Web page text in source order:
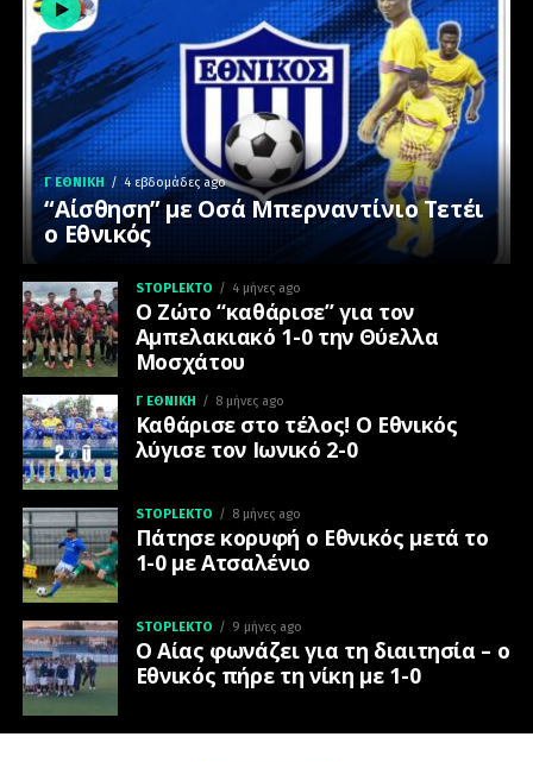
Γ ΕΘΝΙΚΉ 4 εβδομάδες ago
“Αίσθηση” με Οσά Μπερναντίνιο Τετέι
ο Εθνικός
STOPLEKTO 4 μήνες ago
Ο Ζώτο “καθάρισε” για τον
Αμπελακιακό 1-0 την Θύελλα
Μοσχάτου
Γ ΕΘΝΙΚΉ 8 μήνες ago
Καθάρισε στο τέλος! Ο Εθνικός
λύγισε τον Ιωνικό 2-0
STOPLEKTO 8 μήνες ago
Πάτησε κορυφή ο Εθνικός μετά το
1-0 με Ατσαλένιο
STOPLEKTO 9 μήνες ago
Ο Αίας φωνάζει για τη διαιτησία – ο
Εθνικός πήρε τη νίκη με 1-0